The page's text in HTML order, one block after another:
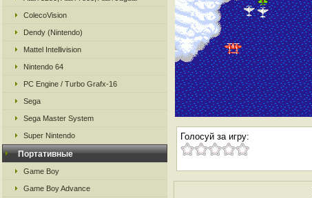
ColecoVision
Dendy (Nintendo)
Mattel Intellivision
Nintendo 64
PC Engine / Turbo Grafx-16
Sega
Sega Master System
Super Nintendo
Портативные
Game Boy
Game Boy Advance
Голосуй за игру: